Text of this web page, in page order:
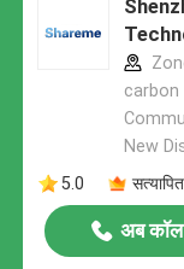
carbon
New
5.0
अब